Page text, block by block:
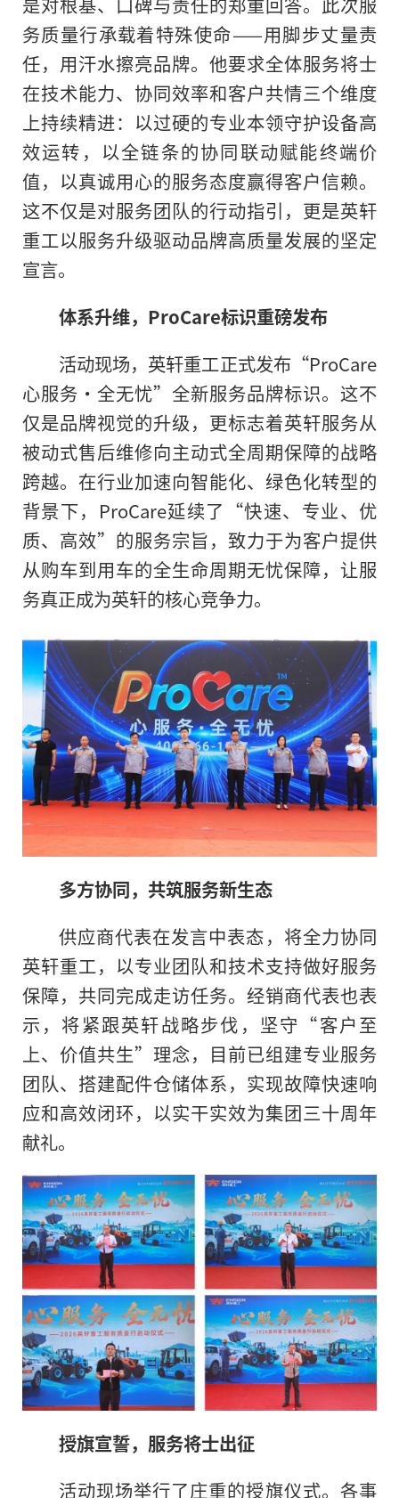
务质量行承载着特殊使命——用脚步丈量责
任，用汗水擦亮品牌。他要求全体服务将士
在技术能力、协同效率和客户共情三个维度
上持续精进：以过硬的专业本领守护设备高
效运转，以全链条的协同联动赋能终端价
值，以真诚用心的服务态度赢得客户信赖。
这不仅是对服务团队的行动指引，更是英轩
重工以服务升级驱动品牌高质量发展的坚定
宣言。
体系升维，ProCare标识重磅发布
活动现场，英轩重工正式发布“ProCare
心服务·全无忧”全新服务品牌标识。这不
仅是品牌视觉的升级，更标志着英轩服务从
被动式售后维修向主动式全周期保障的战略
跨越。在行业加速向智能化、绿色化转型的
背景下，ProCare延续了“快速、专业、优
质、高效”的服务宗旨，致力于为客户提供
从购车到用车的全生命周期无忧保障，让服
务真正成为英轩的核心竞争力。
多方协同，共筑服务新生态
供应商代表在发言中表态，将全力协同
英轩重工，以专业团队和技术支持做好服务
保障，共同完成走访任务。经销商代表也表
示，将紧跟英轩战略步伐，坚守“客户至
上、价值共生”理念，目前已组建专业服务
团队、搭建配件仓储体系，实现故障快速响
应和高效闭环，以实干实效为集团三十周年
献礼。
授旗宣誓，服务将士出征
活动现场举行了庄重的授旗仪式。各事